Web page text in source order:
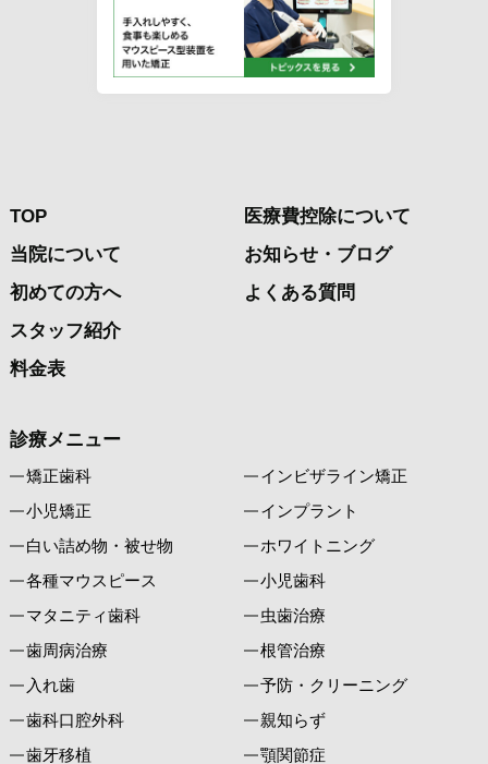
TOP
当院について
初めての方へ
スタッフ紹介
料金表
診療メニュー
矯正歯科
インビザライン矯正
小児矯正
インプラント
白い詰め物・被せ物
ホワイトニング
各種マウスピース
小児歯科
マタニティ歯科
虫歯治療
歯周病治療
根管治療
入れ歯
予防・クリーニング
歯科口腔外科
親知らず
歯牙移植
顎関節症
医療費控除について
お知らせ・ブログ
よくある質問